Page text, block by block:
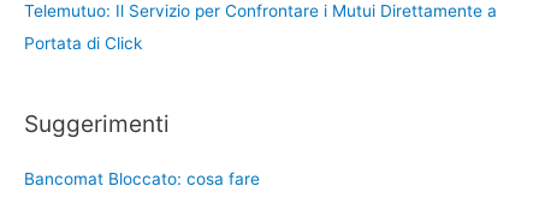
Telemutuo: Il Servizio per Confrontare i Mutui Direttamente a
Portata di Click
Suggerimenti
Bancomat Bloccato: cosa fare